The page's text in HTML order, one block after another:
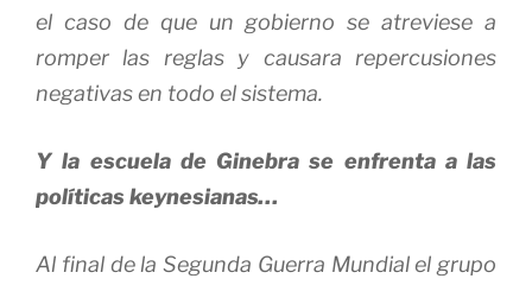
el caso de que un gobierno se atreviese a
romper las reglas y causara repercusiones
negativas en todo el sistema.
Y la escuela de Ginebra se enfrenta a las
políticas keynesianas…
Al final de la Segunda Guerra Mundial el grupo